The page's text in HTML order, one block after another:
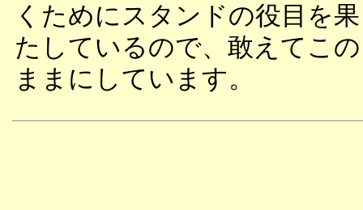
くためにスタンドの役目を果
たしているので、敢えてこの
ままにしています。